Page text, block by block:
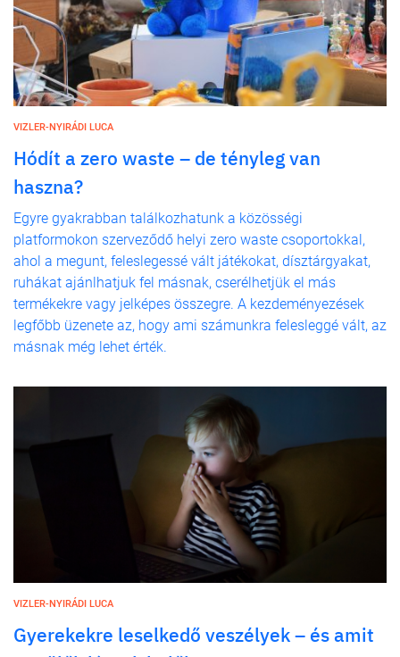
VIZLER-NYIRÁDI LUCA
Hódít a zero waste – de tényleg van
haszna?
Egyre gyakrabban találkozhatunk a közösségi
platformokon szerveződő helyi zero waste csoportokkal,
ahol a megunt, feleslegessé vált játékokat, dísztárgyakat,
ruhákat ajánlhatjuk fel másnak, cserélhetjük el más
termékekre vagy jelképes összegre. A kezdeményezések
legfőbb üzenete az, hogy ami számunkra felesleggé vált, az
másnak még lehet érték.
VIZLER-NYIRÁDI LUCA
Gyerekekre leselkedő veszélyek – és amit